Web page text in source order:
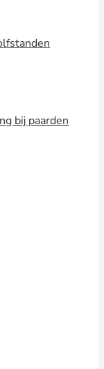
bij paarden